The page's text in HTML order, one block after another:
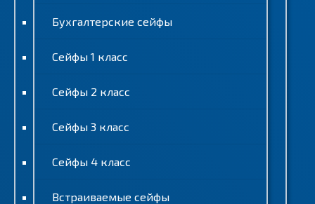
Бухгалтерские сейфы
Сейфы 1 класс
Сейфы 2 класс
Сейфы 3 класс
Сейфы 4 класс
Встраиваемые сейфы